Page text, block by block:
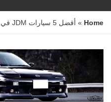
Home
» أفضل 5 سيارات JDM في كل العصور